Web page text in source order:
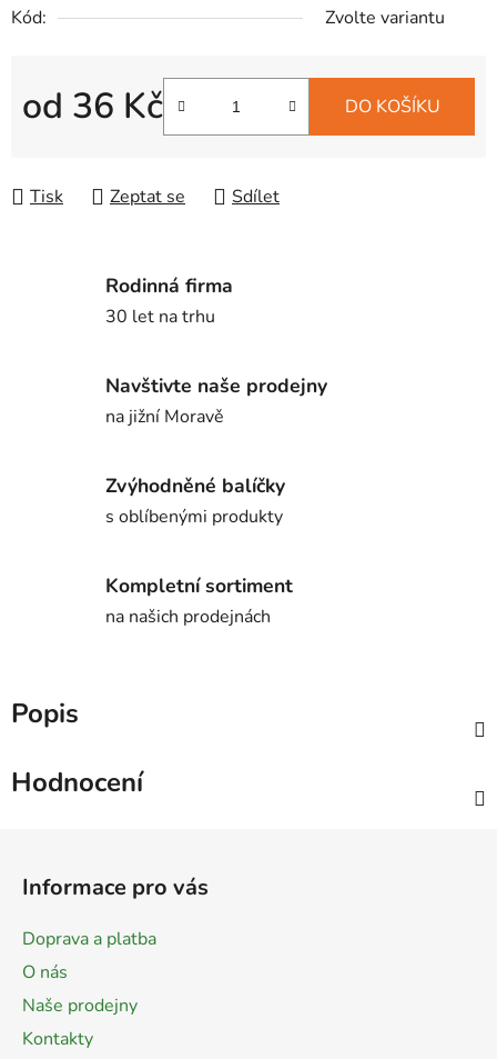
Kód:
Zvolte variantu
od 36 Kč DO KOŠÍKU
Tisk Zeptat se Sdílet
Rodinná firma
30 let na trhu
Navštivte naše prodejny
na jižní Moravě
Zvýhodněné balíčky
s oblíbenými produkty
Kompletní sortiment
na našich prodejnách
Popis
Hodnocení
Informace pro vás
Doprava a platba
O nás
Naše prodejny
Kontakty